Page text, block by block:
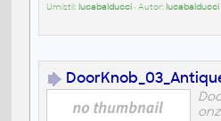
Umístil: lucabalducci• Autor: lucabalducci